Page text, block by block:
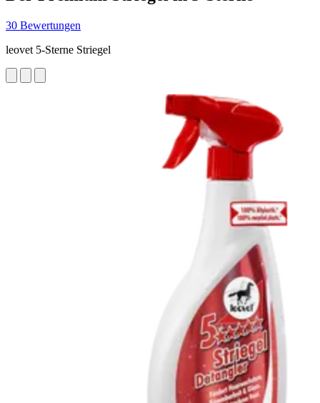
30 Bewertungen
leovet 5-Sterne Striegel